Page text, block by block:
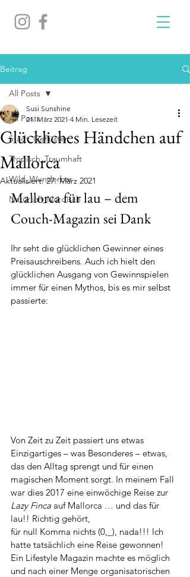
Beitrag
All Posts
Stadt_Geflüster
Tropisch_Traumhaft
Wild_Wunderbar
Natürlich_Nordisch
All Posts
Glückliches Händchen auf
Mallorca
Susi Sunshine
21. März 2021 4 Min. Lesezeit
Aktualisiert:27. März 2021
Mallorca für lau – dem
Couch-Magazin sei Dank
Ihr seht die glücklichen Gewinner eines
Preisauschreibens. Auch ich hielt den
glücklichen Ausgang von Gewinnspielen
immer für einen Mythos, bis es mir selbst
passierte:
Von Zeit zu Zeit passiert uns etwas
Einzigartiges – was Besonderes – etwas,
das den Alltag sprengt und für einen
magischen Moment sorgt. In meinem Fall
war dies 2017 eine einwöchige Reise zur
Lazy Finca auf Mallorca … und das für
lau!! Richtig gehört,
für null Komma nichts (0,_), nada!!! Ich
hatte tatsächlich eine Reise gewonnen!
Ein Lifestyle Magazin machte es möglich
und nach einer Menge organisatorischen